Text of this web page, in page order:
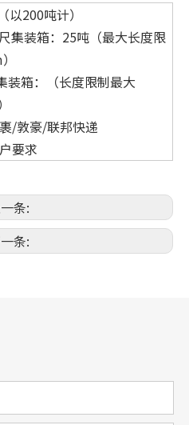
以200吨计）
集装箱：25吨（最大长度限
装箱：（长度限制最大
/敦豪/联邦快递
要求
条:
条: